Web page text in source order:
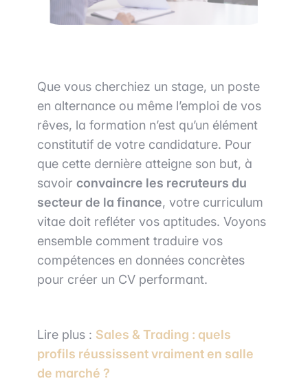
Que vous cherchiez un stage, un poste
en alternance ou même l’emploi de vos
rêves, la formation n’est qu’un élément
constitutif de votre candidature. Pour
que cette dernière atteigne son but, à
savoir convaincre les recruteurs du
secteur de la finance, votre curriculum
vitae doit refléter vos aptitudes. Voyons
ensemble comment traduire vos
compétences en données concrètes
pour créer un CV performant.
Lire plus : Sales & Trading : quels
profils réussissent vraiment en salle
de marché ?